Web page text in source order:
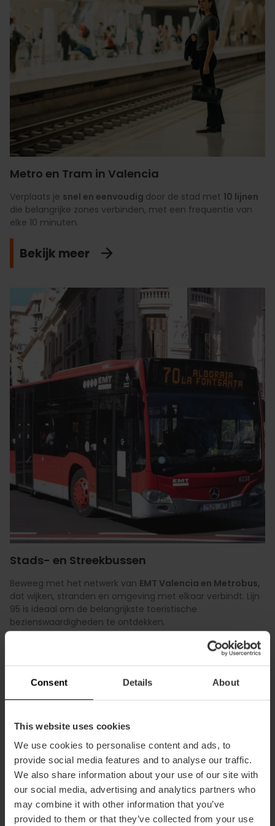
Consent Details About
This website uses cookies
We use cookies to personalise content and ads, to
provide social media features and to analyse our traffic.
We also share information about your use of our site with
our social media, advertising and analytics partners who
may combine it with other information that you’ve
provided to them or that they’ve collected from your use
Metro en Tram in Valencia
Verplaats je snel en eenvoudig door de stad met 10 lijnen
die belangrijke zones verbinden, met een frequentie van
elke 10 minuten.
Bekijk meer
Stads- en Streekbussen
Beweeg met het netwerk van EMT Valencia en Metrobus,
dat wijken, stranden en omgeving met elkaar verbindt. Lijn
95 is ideaal om de belangrijkste toeristische
bezienswaardigheden te ontdekken.